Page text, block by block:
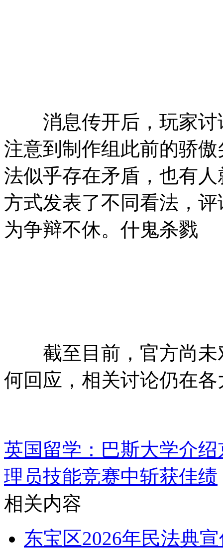
消息传开后，玩家讨
注意到制作组此前的骄
法似乎存在矛盾，也有
方式发表了不同看法，
为争辩不休。什鬼杀戮
截至目前，官方尚未
何回应，相关讨论仍在
英国留学：巴斯大学介绍
理员技能竞赛中斩获佳绩
相关内容
东宝区2026年民法典